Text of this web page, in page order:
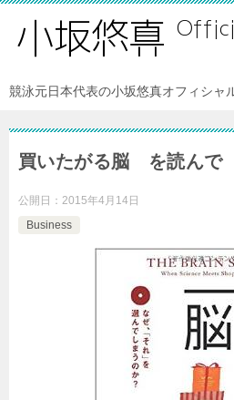
競泳元日本代表の小坂悠真オフィシャ
買いたがる脳 を読んで
公開日： 2015年4月14日
Business